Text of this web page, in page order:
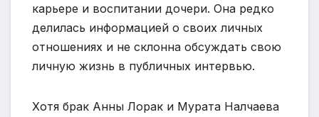
карьере и воспитании дочери. Она редко
делилась информацией о своих личных
отношениях и не склонна обсуждать свою
личную жизнь в публичных интервью.
Хотя брак Анны Лорак и Мурата Налчаева